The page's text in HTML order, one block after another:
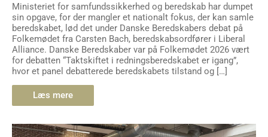
Ministeriet for samfundssikkerhed og beredskab har dumpet
sin opgave, for der mangler et nationalt fokus, der kan samle
beredskabet, lød det under Danske Beredskabers debat på
Folkemødet fra Carsten Bach, beredskabsordfører i Liberal
Alliance. Danske Beredskaber var på Folkemødet 2026 vært
for debatten “Taktskiftet i redningsberedskabet er igang”,
hvor et panel debatterede beredskabets tilstand og […]
Læs mere